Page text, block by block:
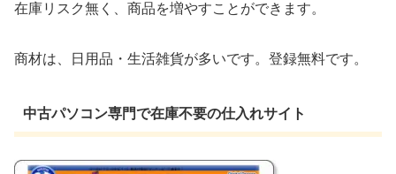
在庫リスク無く、商品を増やすことができます。
商材は、日用品・生活雑貨が多いです。登録無料です。
中古パソコン専門で在庫不要の仕入れサイト